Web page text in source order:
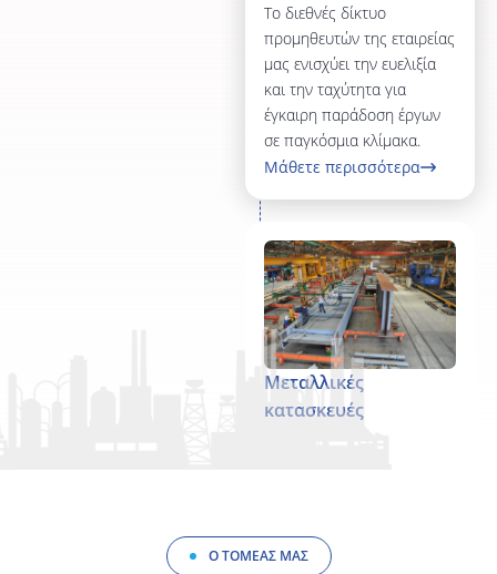
κατασκευές
Ως ηγέτιδα εταιρεία
μεταλλικών κατασκευών,
παρέχουμε υψηλής
ποιότητας μεταλλικές
κατασκευές μέσω
διαδικασιών που είναι
Μάθετε περισσότερα
Ο ΤΟΜΕΑΣ ΜΑΣ